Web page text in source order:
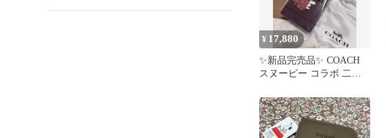
¥ 17,880
✨新品完売品✨ COACH
スヌーピー コラボ 二つ